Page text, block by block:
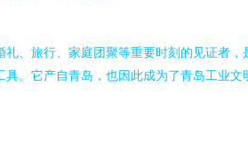
、旅行、家庭团聚等重要时刻的见证者
。它产自青岛，也因此成为了青岛工业